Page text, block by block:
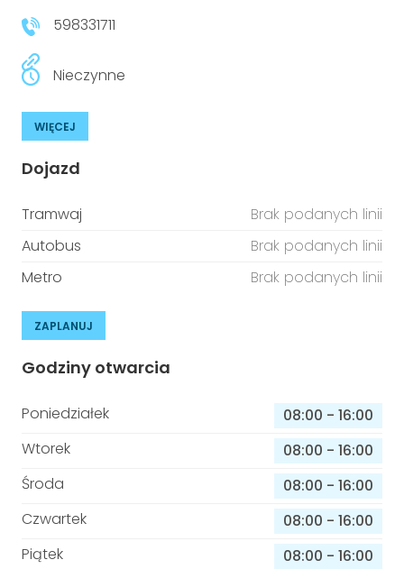
598331711
Nieczynne
WIĘCEJ
Dojazd
Tramwaj
Brak podanych linii
Autobus
Brak podanych linii
Metro
Brak podanych linii
ZAPLANUJ
Godziny otwarcia
Poniedziałek 08:00 - 16:00
Wtorek
08:00 - 16:00
Środa
08:00 - 16:00
Czwartek
08:00 - 16:00
Piątek
08:00 - 16:00